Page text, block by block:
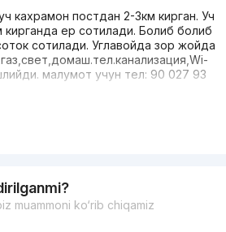
кахрамон постдан 2-3км кирган. Уч
ер сотилади. Болиб болиб
сотилади. Углавойда зор жойда
малумот учун тел: 90 027 93
muammoni ko‘rib chiqamiz